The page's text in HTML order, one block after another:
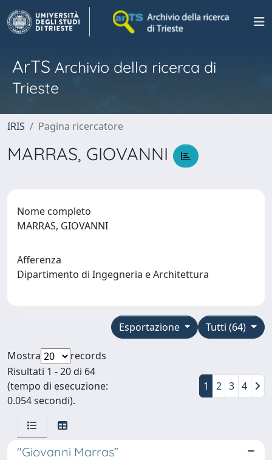
ArTS Archivio della ricerca di
Trieste
IRIS Pagina ricercatore
MARRAS, GIOVANNI
Nome completo
MARRAS, GIOVANNI
Afferenza
Dipartimento di Ingegneria e Architettura
Tutti (64)
Esportazione
Mostra
records
Risultati 1 - 20 di 64
(tempo di esecuzione:
0.054 secondi).
1 2 3 4
"Giovanni Marras”